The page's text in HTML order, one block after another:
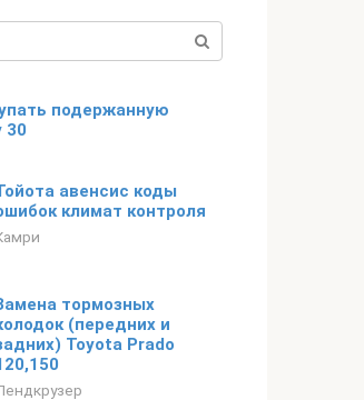
подержанную
30
авенсис коды
климат контроля
тормозных
(передних и
Toyota Prado